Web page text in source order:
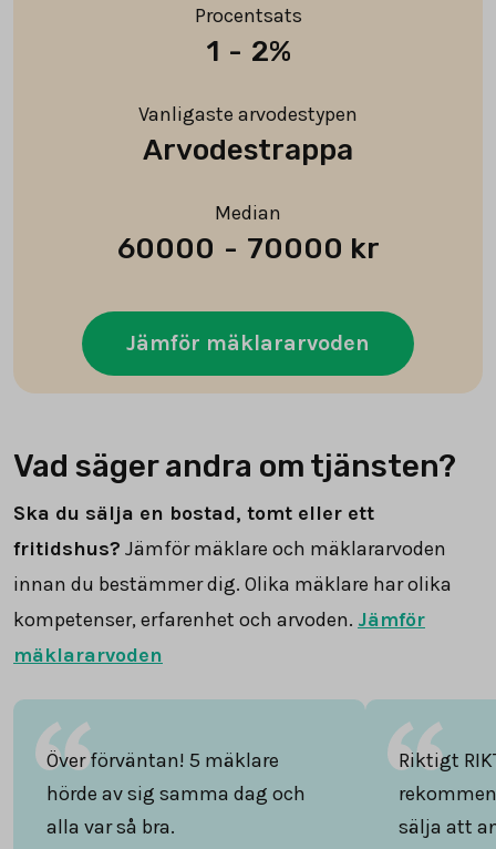
Procentsats
1 - 2%
Vanligaste arvodestypen
Arvodestrappa
Median
60000 - 70000 kr
Jämför mäklararvoden
Vad säger andra om tjänsten?
Ska du sälja en bostad, tomt eller ett
fritidshus? Jämför mäklare och mäklararvoden
innan du bestämmer dig. Olika mäklare har olika
kompetenser, erfarenhet och arvoden. Jämför
mäklararvoden
Över förväntan! 5 mäklare
hörde av sig samma dag och
alla var så bra.
Riktigt
sälja att